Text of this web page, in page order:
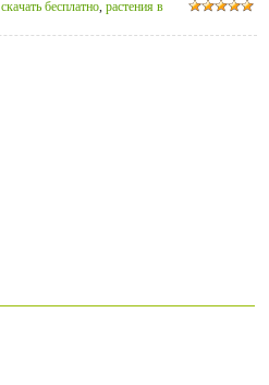
скачать бесплатно растения в